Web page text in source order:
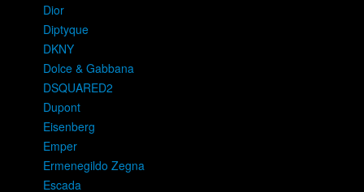
Dior
Diptyque
DKNY
Dolce & Gabbana
DSQUARED2
Dupont
Eisenberg
Emper
Ermenegildo Zegna
Escada